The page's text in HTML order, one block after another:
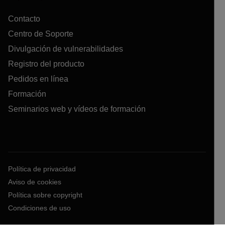
Contacto
Centro de Soporte
Divulgación de vulnerabilidades
Registro del producto
Pedidos en línea
Formación
Seminarios web y vídeos de formación
Política de privacidad
Aviso de cookies
Política sobre copyright
Condiciones de uso